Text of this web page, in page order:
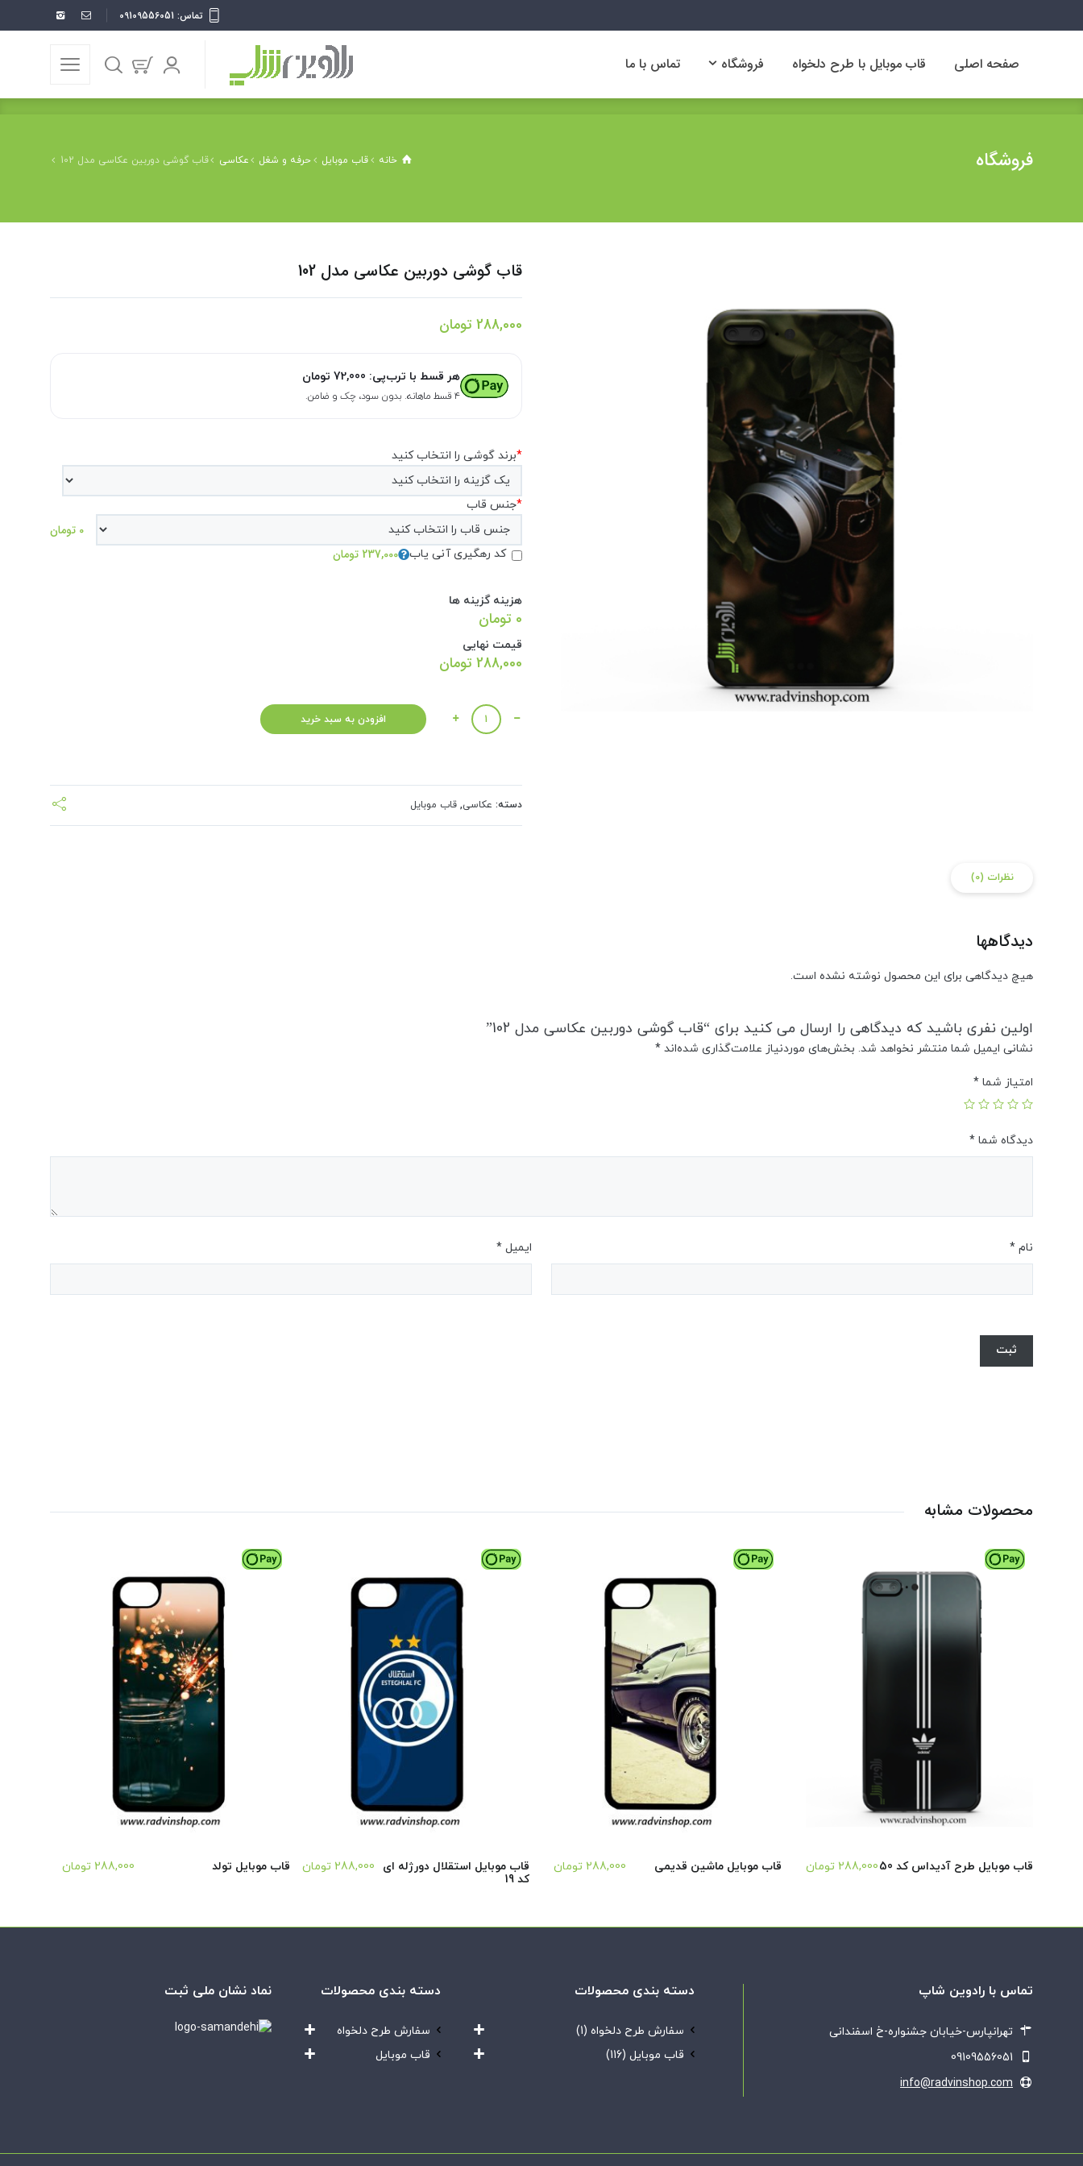
تماس: 09109556051
صفحه اصلی قاب موبایل با طرح دلخواه فروشگاه تماس با ما
فروشگاه خانه قاب موبایل حرفه و شغل عکاسی قاب گوشی دوربین عکاسی مدل 102
قاب گوشی دوربین عکاسی مدل 102
288,000 تومان
هر قسط با ترب‌پی: 72,000 تومان
۴ قسط ماهانه. بدون سود، چک و ضامن.
*برند گوشی را انتخاب کنید
*جنس قاب
0 تومان
کد رهگیری آنی یاب 237,000 تومان
هزینه گزینه ها
0 تومان
قیمت نهایی
288,000 تومان
تعداد افزودن به سبد خرید
دسته: عکاسی,قاب موبایل
نظرات (0)
دیدگاهها
هیچ دیدگاهی برای این محصول نوشته نشده است.
اولین نفری باشید که دیدگاهی را ارسال می کنید برای “قاب گوشی دوربین عکاسی مدل 102”
نشانی ایمیل شما منتشر نخواهد شد. بخش‌های موردنیاز علامت‌گذاری شده‌اند *
امتیاز شما *
دیدگاه شما *
نام * ایمیل*
محصولات مشابه
قاب موبایل طرح آدیداس کد 50 288,000 تومان قاب موبایل ماشین قدیمی 288,000 تومان
قاب موبایل استقلال دورژله ای
کد 19
288,000 تومان قاب موبایل تولد 288,000 تومان
تماس با رادوین شاپ
تهرانپارس-خیابان جشنواره-خ اسفندانی
09109556051
info@radvinshop.com
دسته بندی محصولات
سفارش طرح دلخواه(1)
قاب موبایل(116)
دسته بندی محصولات
سفارش طرح دلخواه
قاب موبایل
نماد نشان ملی ثبت